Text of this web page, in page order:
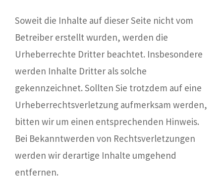
Soweit die Inhalte auf dieser Seite nicht vom
Betreiber erstellt wurden, werden die
Urheberrechte Dritter beachtet. Insbesondere
werden Inhalte Dritter als solche
gekennzeichnet. Sollten Sie trotzdem auf eine
Urheberrechtsverletzung aufmerksam werden,
bitten wir um einen entsprechenden Hinweis.
Bei Bekanntwerden von Rechtsverletzungen
werden wir derartige Inhalte umgehend
entfernen.